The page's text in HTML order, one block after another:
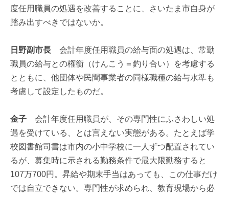
度任用職員の処遇を改善することに、さいたま市自身が
踏み出すべきではないか。
日野副市長 会計年度任用職員の給与面の処遇は、常勤
職員の給与との権衡（けんこう＝釣り合い）を考慮する
とともに、他団体や民間事業者の同様職種の給与水準も
考慮して設定したものだ。
金子 会計年度任用職員が、その専門性にふさわしい処
遇を受けている、とは言えない実態がある。たとえば学
校図書館司書は市内の小中学校に一人ずつ配置されてい
るが、募集時に示される勤務条件で最大限勤務すると
107万700円。昇給や期末手当はあっても、この仕事だけ
では自立できない。専門性が求められ、教育現場から必